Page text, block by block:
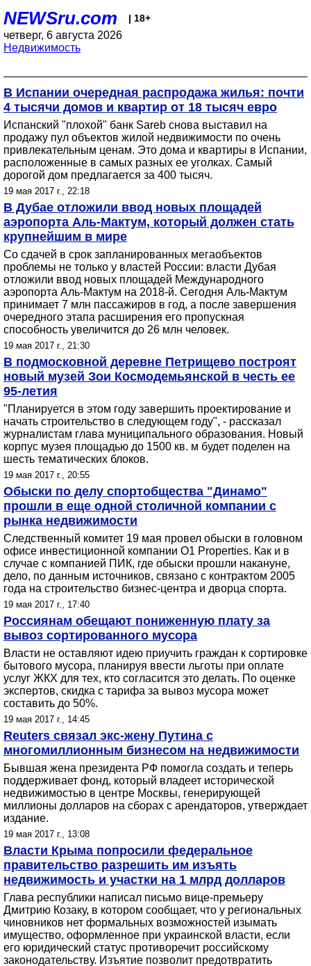
NEWSru.com | 18+
четверг, 6 августа 2026
Недвижимость
В Испании очередная распродажа жилья: почти
4 тысячи домов и квартир от 18 тысяч евро
Испанский "плохой" банк Sareb снова выставил на
продажу пул объектов жилой недвижимости по очень
привлекательным ценам. Это дома и квартиры в Испании,
расположенные в самых разных ее уголках. Самый
дорогой дом предлагается за 400 тысяч.
19 мая 2017 г., 22:18
В Дубае отложили ввод новых площадей
аэропорта Аль-Мактум, который должен стать
крупнейшим в мире
Со сдачей в срок запланированных мегаобъектов
проблемы не только у властей России: власти Дубая
отложили ввод новых площадей Международного
аэропорта Аль-Мактум на 2018-й. Сегодня Аль-Мактум
принимает 7 млн пассажиров в год, а после завершения
очередного этапа расширения его пропускная
способность увеличится до 26 млн человек.
19 мая 2017 г., 21:30
В подмосковной деревне Петрищево построят
новый музей Зои Космодемьянской в честь ее
95-летия
"Планируется в этом году завершить проектирование и
начать строительство в следующем году", - рассказал
журналистам глава муниципального образования. Новый
корпус музея площадью до 1500 кв. м будет поделен на
шесть тематических блоков.
19 мая 2017 г., 20:55
Обыски по делу спортобщества "Динамо"
прошли в еще одной столичной компании с
рынка недвижимости
Следственный комитет 19 мая провел обыски в головном
офисе инвестиционной компании O1 Properties. Как и в
случае с компанией ПИК, где обыски прошли накануне,
дело, по данным источников, связано с контрактом 2005
года на строительство бизнес-центра и дворца спорта.
19 мая 2017 г., 17:40
Россиянам обещают пониженную плату за
вывоз сортированного мусора
Власти не оставляют идею приучить граждан к сортировке
бытового мусора, планируя ввести льготы при оплате
услуг ЖКХ для тех, кто согласится это делать. По оценке
экспертов, скидка с тарифа за вывоз мусора может
составить до 50%.
19 мая 2017 г., 14:45
Reuters связал экс-жену Путина с
многомиллионным бизнесом на недвижимости
Бывшая жена президента РФ помогла создать и теперь
поддерживает фонд, который владеет исторической
недвижимостью в центре Москвы, генерирующей
миллионы долларов на сборах с арендаторов, утверждает
издание.
19 мая 2017 г., 13:08
Власти Крыма попросили федеральное
правительство разрешить им изъять
недвижимость и участки на 1 млрд долларов
Глава республики написал письмо вице-премьеру
Дмитрию Козаку, в котором сообщает, что у региональных
чиновников нет формальных возможностей изымать
имущество, оформленное при украинской власти, если
его юридический статус противоречит российскому
законодательству. Изъятие позволит предотвратить